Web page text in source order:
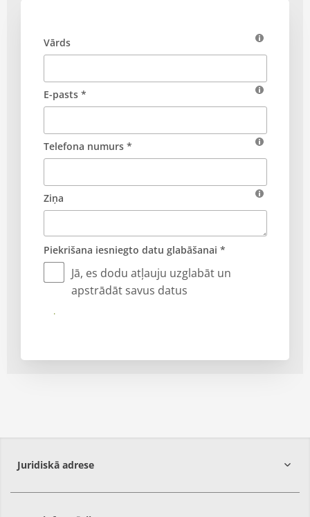
Vārds
E-pasts *
Telefona numurs *
Ziņa
Piekrišana iesniegto datu glabāšanai *
Jā, es dodu atļauju uzglabāt un
apstrādāt savus datus
Iesniegt
Juridiskā adrese